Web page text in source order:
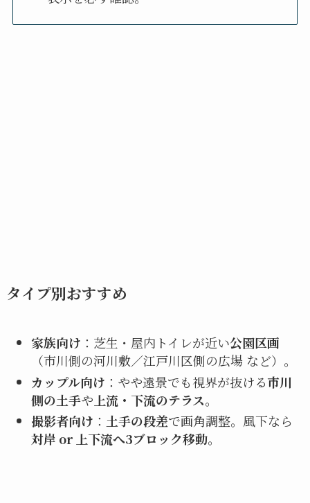
タイプ別おすすめ
家族向け ：芝生・屋内トイレが近い公園区画
（市川側の河川敷／江戸川区側の広場 など）。
カップル向け ：やや遠景でも視界が抜ける市川
側の土手や 上流・下流のテラス。
撮影者向け ： 土手の段差で画角調整。風下なら
対岸 or 上下流へ3ブロック移動。